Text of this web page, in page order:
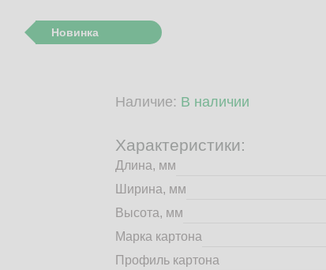
Новинка
Наличие: В наличии
Характеристики:
Длина, мм
Ширина, мм
Высота, мм
Марка картона
Профиль картона